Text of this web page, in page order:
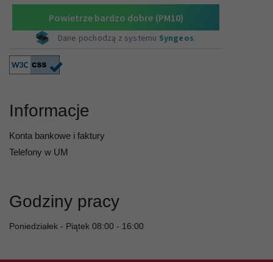
Informacje
Konta bankowe i faktury
Telefony w UM
Godziny pracy
Poniedziałek - Piątek 08:00 - 16:00